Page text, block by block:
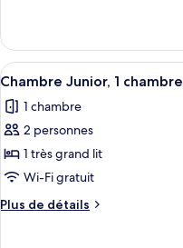
le
type
de
Maison
Familiale
Afficher
toutes
les
photos
pour
ce
type
de
1
Chambre Junior, 1 chambre
1 chambre
2 personnes
1 très grand lit
Wi-Fi gratuit
Plus de détails
Plus